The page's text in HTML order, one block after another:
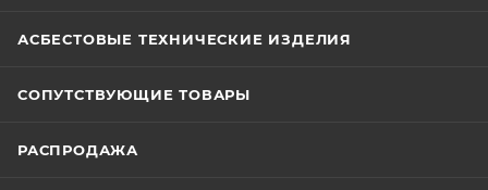
АСБЕСТОВЫЕ ТЕХНИЧЕСКИЕ ИЗДЕЛИЯ
СОПУТСТВУЮЩИЕ ТОВАРЫ
РАСПРОДАЖА